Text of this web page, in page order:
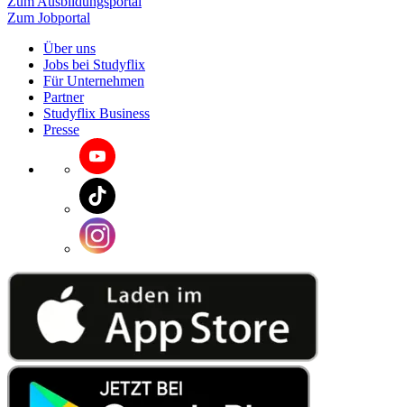
Zum Jobportal
Über uns
Jobs bei Studyflix
Für Unternehmen
Partner
Studyflix Business
Presse